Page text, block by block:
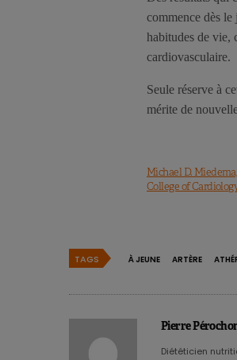
commence dès le
habitudes de vie,
cardiovasculaire.
Seule réserve à
mérite de
Michael D.
College of
TAGS À JEUNE ARTÈRE
Pierre
Diététicien